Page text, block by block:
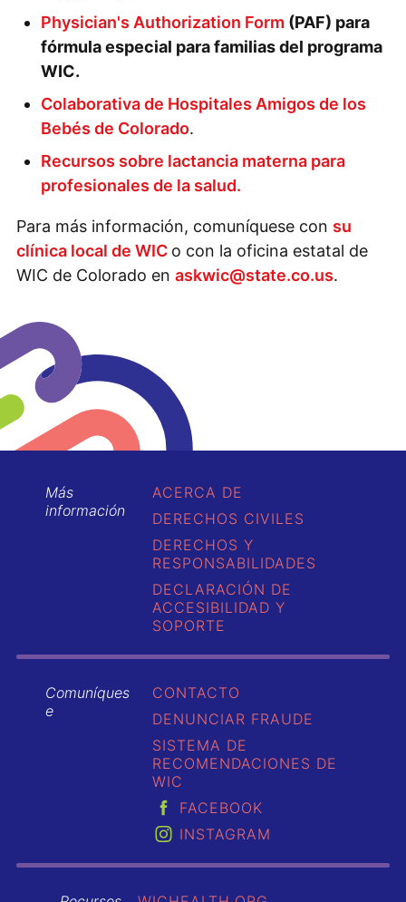
Physician's Authorization Form (PAF) para
fórmula especial para familias del programa
WIC.
Colaborativa de Hospitales Amigos de los
Bebés de Colorado.
Recursos sobre lactancia materna para
profesionales de la salud.
Para más información, comuníquese con su
clínica local de WIC o con la oficina estatal de
WIC de Colorado en askwic@state.co.us.
Más
información
ACERCA DE
DERECHOS CIVILES
DERECHOS Y
RESPONSABILIDADES
DECLARACIÓN DE
ACCESIBILIDAD Y
SOPORTE
Comuníques
e
CONTACTO
DENUNCIAR FRAUDE
SISTEMA DE
RECOMENDACIONES DE
WIC
FACEBOOK
INSTAGRAM